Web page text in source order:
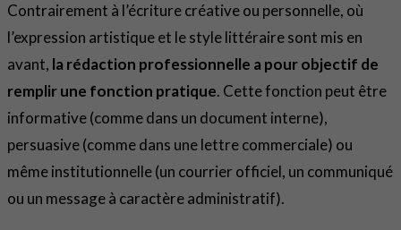
Contrairement à l’écriture créative ou personnelle, où
l’expression artistique et le style littéraire sont mis en
avant, la rédaction professionnelle a pour objectif de
remplir une fonction pratique. Cette fonction peut être
informative (comme dans un document interne),
persuasive (comme dans une lettre commerciale) ou
même institutionnelle (un courrier officiel, un communiqué
ou un message à caractère administratif).